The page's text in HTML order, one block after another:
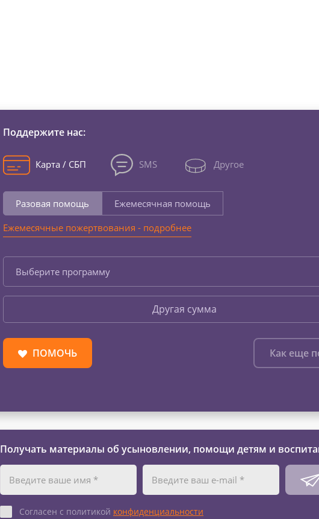
Поддержите нас:
Карта / СБП SMS Другое
Разовая помощь
Ежемесячная помощь
Ежемесячные пожертвования - подробнее
Выберите программу
Другая сумма
ПОМОЧЬ Как еще
Получать материалы об усыновлении, помощи детям и
Согласен с политикой конфиденциальности